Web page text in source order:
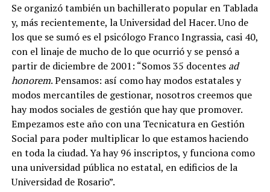
Se organizó también un bachillerato popular en Tablada
y, más recientemente, la Universidad del Hacer. Uno de
los que se sumó es el psicólogo Franco Ingrassia, casi 40,
con el linaje de mucho de lo que ocurrió y se pensó a
partir de diciembre de 2001: “Somos 35 docentes ad
honorem. Pensamos: así como hay modos estatales y
modos mercantiles de gestionar, nosotros creemos que
hay modos sociales de gestión que hay que promover.
Empezamos este año con una Tecnicatura en Gestión
Social para poder multiplicar lo que estamos haciendo
en toda la ciudad. Ya hay 96 inscriptos, y funciona como
una universidad pública no estatal, en edificios de la
Universidad de Rosario”.